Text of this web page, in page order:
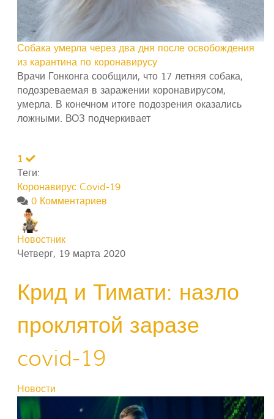
Собака умерла через два дня после освобождения
из карантина по коронавирусу
Врачи Гонконга сообщили, что 17 летняя собака,
подозреваемая в заражении коронавирусом,
умерла. В конечном итоге подозрения оказались
ложными. ВОЗ подчеркивает
1
Теги:
Коронавирус Covid-19
0 Комментариев
Новостник
Четверг, 19 марта 2020
Крид и Тимати: назло
проклятой заразе
covid-19
Новости